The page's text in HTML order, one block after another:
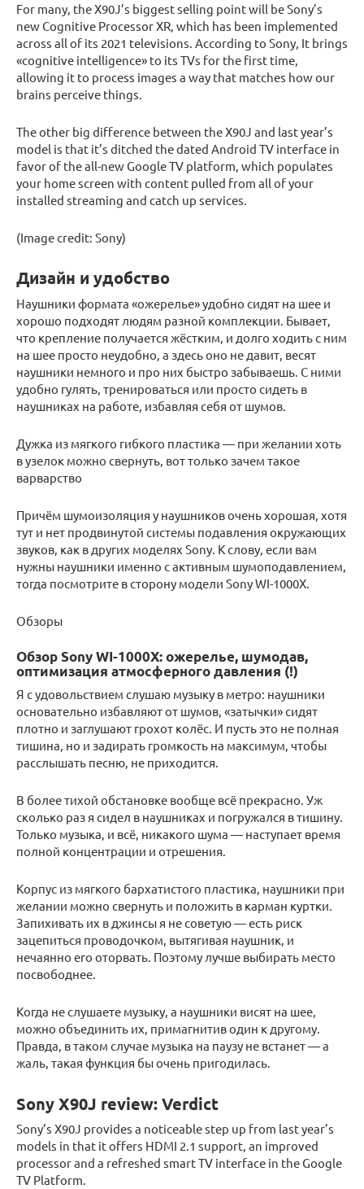
For many, the X90J’s biggest selling point will be Sony’s
new Cognitive Processor XR, which has been implemented
across all of its 2021 televisions. According to Sony, It brings
«cognitive intelligence» to its TVs for the first time,
allowing it to process images a way that matches how our
brains perceive things.
The other big difference between the X90J and last year’s
model is that it’s ditched the dated Android TV interface in
favor of the all-new Google TV platform, which populates
your home screen with content pulled from all of your
installed streaming and catch up services.
(Image credit: Sony)
Дизайн и удобство
Наушники формата «ожерелье» удобно сидят на шее и
хорошо подходят людям разной комплекции. Бывает,
что крепление получается жёстким, и долго ходить с ним
на шее просто неудобно, а здесь оно не давит, весят
наушники немного и про них быстро забываешь. С ними
удобно гулять, тренироваться или просто сидеть в
наушниках на работе, избавляя себя от шумов.
Дужка из мягкого гибкого пластика — при желании хоть
в узелок можно свернуть, вот только зачем такое
варварство
Причём шумоизоляция у наушников очень хорошая, хотя
тут и нет продвинутой системы подавления окружающих
звуков, как в других моделях Sony. К слову, если вам
нужны наушники именно с активным шумоподавлением,
тогда посмотрите в сторону модели Sony WI-1000X.
Обзоры
Обзор Sony WI-1000X: ожерелье, шумодав,
оптимизация атмосферного давления (!)
Я с удовольствием слушаю музыку в метро: наушники
основательно избавляют от шумов, «затычки» сидят
плотно и заглушают грохот колёс. И пусть это не полная
тишина, но и задирать громкость на максимум, чтобы
расслышать песню, не приходится.
В более тихой обстановке вообще всё прекрасно. Уж
сколько раз я сидел в наушниках и погружался в тишину.
Только музыка, и всё, никакого шума — наступает время
полной концентрации и отрешения.
Корпус из мягкого бархатистого пластика, наушники при
желании можно свернуть и положить в карман куртки.
Запихивать их в джинсы я не советую — есть риск
зацепиться проводочком, вытягивая наушник, и
нечаянно его оторвать. Поэтому лучше выбирать место
посвободнее.
Когда не слушаете музыку, а наушники висят на шее,
можно объединить их, примагнитив один к другому.
Правда, в таком случае музыка на паузу не встанет — а
жаль, такая функция бы очень пригодилась.
Sony X90J review: Verdict
Sony’s X90J provides a noticeable step up from last year’s
models in that it offers HDMI 2.1 support, an improved
processor and a refreshed smart TV interface in the Google
TV Platform.